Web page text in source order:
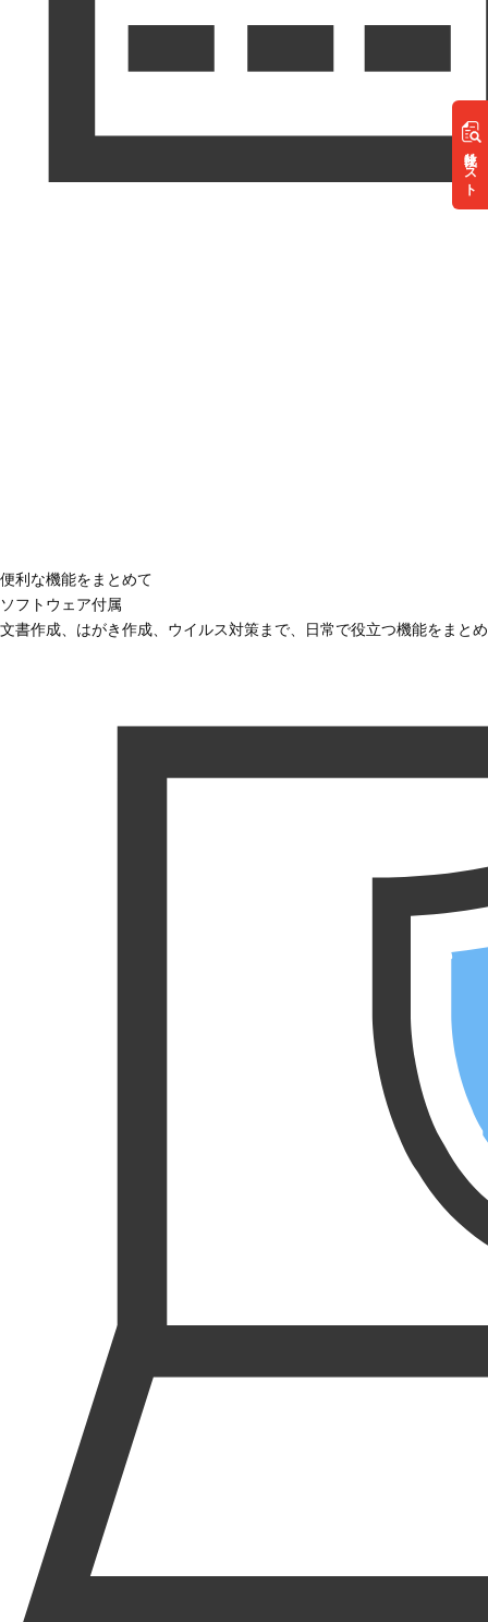
リスト
便利な機能をまとめて
ソフトウェア付属
文書作成、はがき作成、ウイルス対策まで、日常で役立つ機能をまと